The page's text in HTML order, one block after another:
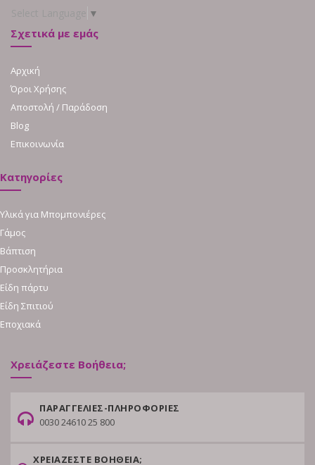
▼
Σχετικά με εμάς
Αρχική
Όροι Χρήσης
Αποστολή / Παράδοση
Blog
Επικοινωνία
Κατηγορίες
Υλικά για Μπομπονιέρες
Γάμος
Βάπτιση
Προσκλητήρια
Είδη πάρτυ
Είδη Σπιτιού
Εποχιακά
Χρειάζεστε Βοήθεια;
ΠΑΡΑΓΓΕΛΙΕΣ-ΠΛΗΡΟΦΟΡΙΕΣ
0030 24610 25 800
ΧΡΕΙΑΖΕΣΤΕ ΒΟΗΘΕΙΑ;